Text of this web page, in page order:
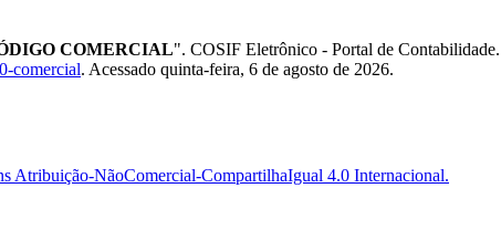
COMERCIAL". COSIF Eletrônico - Portal de
comercial. Acessado quinta-feira, 6 de agosto de 2026.
Atribuição-NãoComercial-CompartilhaIgual 4.0 Internacional.